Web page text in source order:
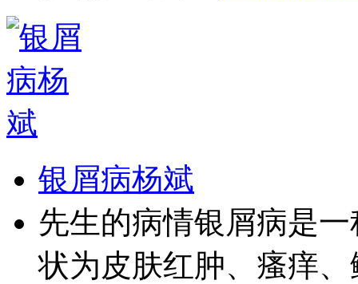
银屑病杨斌
先生的病情银屑病是
状为皮肤红肿、瘙痒